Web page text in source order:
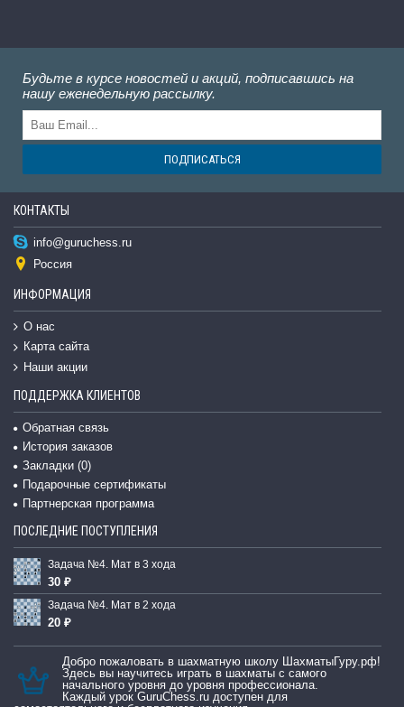
Будьте в курсе новостей и акций, подписавшись на
нашу еженедельную рассылку.
ПОДПИСАТЬСЯ
КОНТАКТЫ
info@guruchess.ru
Россия
ИНФОРМАЦИЯ
О нас
Карта сайта
Наши акции
ПОДДЕРЖКА КЛИЕНТОВ
Обратная связь
История заказов
Закладки (0)
Подарочные сертификаты
Партнерская программа
ПОСЛЕДНИЕ ПОСТУПЛЕНИЯ
Задача №4. Мат в 3 хода
30 ₽
Задача №4. Мат в 2 хода
20 ₽
Добро пожаловать в шахматную школу ШахматыГуру.рф!
Здесь вы научитесь играть в шахматы с самого
начального уровня до уровня профессионала.
Каждый урок GuruChess.ru доступен для